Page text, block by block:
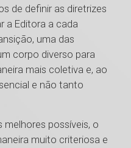
de definir as diretrizes
a Editora a cada
uma das
corpo diverso para
mais coletiva e, ao
e não tanto
melhores possíveis, o
muito criteriosa e